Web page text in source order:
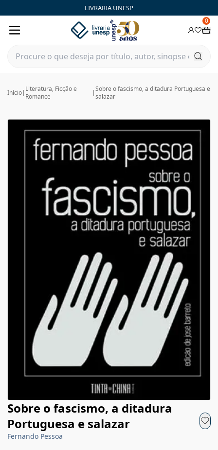
LIVRARIA UNESP
0
Início| Literatura, Ficção e
Romance
|Sobre o fascismo, a ditadura Portuguesa e
salazar
Sobre o fascismo, a ditadura
Portuguesa e salazar
Fernando Pessoa